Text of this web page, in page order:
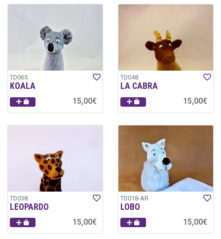
TD065
KOALA
15,00€
TD048
LA CABRA
15,00€
TD038
LEOPARDO
15,00€
TD018-AR
LOBO
15,00€